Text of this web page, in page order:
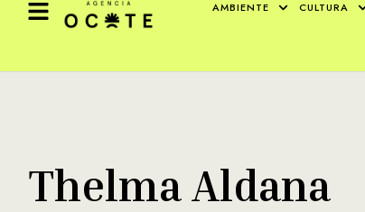
AMBIENTE CULTURA
Thelma Aldana